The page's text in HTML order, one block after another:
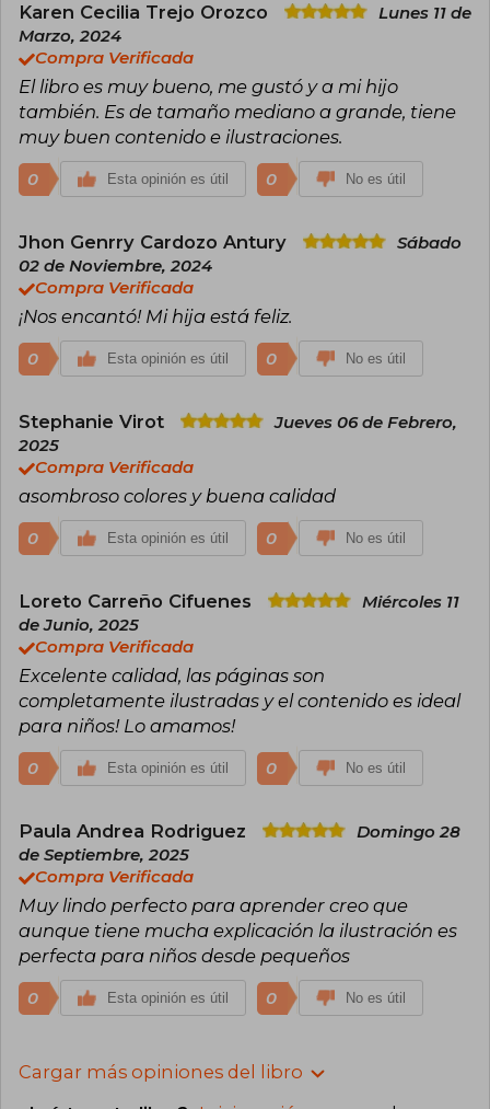
Algunas obras conocidas firmadas bajo este
rótulo incluyen Manual de cuidados paliativos
(2021), Narraciones extraordinarias (antología,
2008) y Introducción a las ciencias sociales
(2020), entre muchas otras. Dado que "Varios
autores" no representa a una persona concreta,
no puede atribuirse la obtención de premios a
este nombre colectivo, aunque las obras en sí a
veces han sido reconocidas por instituciones
Karen Cecilia Trejo Orozco
Lunes 11 de
Marzo, 2024
Compra Verificada
El libro es muy bueno, me gustó y a mi hijo
también. Es de tamaño mediano a grande, tiene
muy buen contenido e ilustraciones.
0 Esta opinión es útil 0 No es útil
Jhon Genrry Cardozo Antury
Sábado
02 de Noviembre, 2024
Compra Verificada
¡Nos encantó! Mi hija está feliz.
0 Esta opinión es útil 0 No es útil
Stephanie Virot
Jueves 06 de Febrero,
2025
Compra Verificada
asombroso colores y buena calidad
0 Esta opinión es útil 0 No es útil
Loreto Carreño Cifuenes
Miércoles 11
de Junio, 2025
Compra Verificada
Excelente calidad, las páginas son
completamente ilustradas y el contenido es ideal
para niños! Lo amamos!
0 Esta opinión es útil 0 No es útil
Paula Andrea Rodriguez
Domingo 28
de Septiembre, 2025
Compra Verificada
Muy lindo perfecto para aprender creo que
aunque tiene mucha explicación la ilustración es
perfecta para niños desde pequeños
0 Esta opinión es útil 0 No es útil
Cargar más opiniones del libro